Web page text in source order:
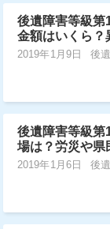
後遺障害等級第
金額はいくら？
2019年1月9日 後
後遺障害等級第
場は？労災や県
2019年1月6日 後